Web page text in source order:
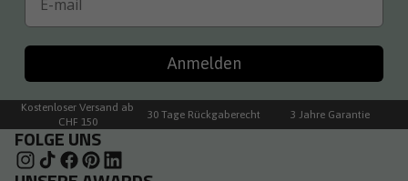
Anmelden
Kostenloser Versand ab
CHF 150
30 Tage Rückgaberecht 3 Jahre Garantie
FOLGE UNS